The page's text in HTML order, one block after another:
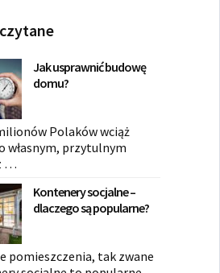
Jak usprawnić budowę
domu?
Polaków wciąż
własnym, przytulnym
…
Kontenery socjalne –
dlaczego są popularne?
pomieszczenia, tak zwane